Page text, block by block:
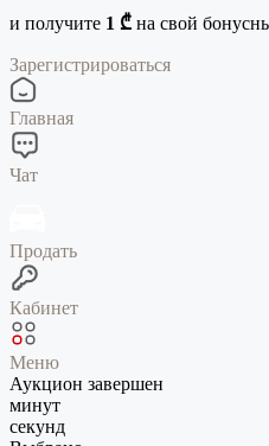
и получите 1 ₾ на свой
Зарегистрироваться
Главная
Чат
Продать
Кабинет
Меню
Аукцион завершен
минут
секунд